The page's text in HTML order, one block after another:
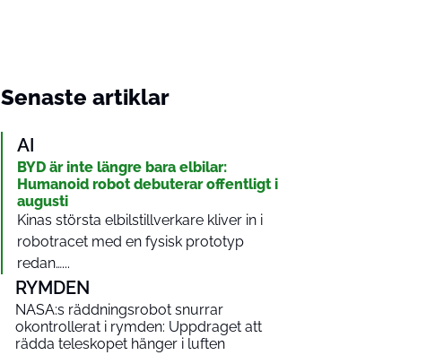
Senaste artiklar
AI
BYD är inte längre bara elbilar:
Humanoid robot debuterar offentligt i
augusti
Kinas största elbilstillverkare kliver in i
robotracet med en fysisk prototyp
redan…...
RYMDEN
NASA:s räddningsrobot snurrar
okontrollerat i rymden: Uppdraget att
rädda teleskopet hänger i luften